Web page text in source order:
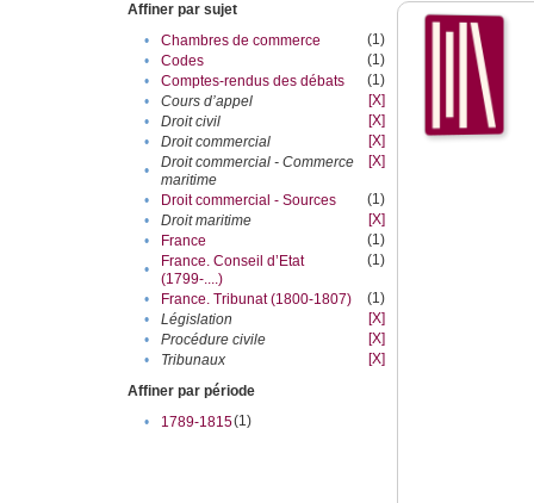
Affiner par sujet
•
Chambres de commerce
(1)
•
Codes
(1)
•
Comptes-rendus des débats
(1)
•
Cours d’appel
[X]
•
Droit civil
[X]
•
Droit commercial
[X]
•
Droit commercial - Commerce
maritime
[X]
• Droit commercial - Sources
(1)
•
Droit maritime
[X]
•
France
(1)
•
France. Conseil d’Etat
(1799-....)
(1)
• France. Tribunat (1800-1807)
(1)
•
Législation
[X]
•
Procédure civile
[X]
•
Tribunaux
[X]
Affiner par période
•
1789-1815(1)